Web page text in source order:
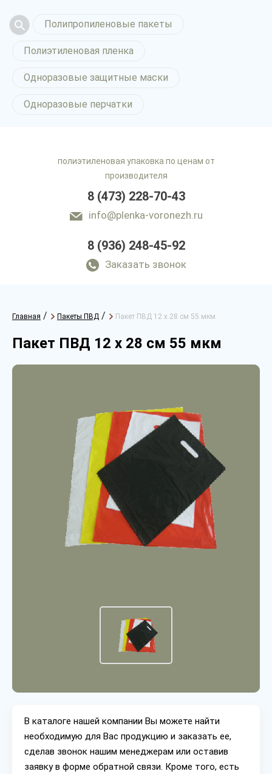
Полипропиленовые пакеты
Полиэтиленовая пленка
Одноразовые защитные маски
Одноразовые перчатки
полиэтиленовая упаковка по ценам от
производителя
8 (473) 228-70-43
info@plenka-voronezh.ru
8 (936) 248-45-92
Заказать звонок
Главная / Пакеты ПВД / Пакет ПВД 12 х 28 см 55 мкм
Пакет ПВД 12 х 28 см 55 мкм
В каталоге нашей компании Вы можете найти
необходимую для Вас продукцию и заказать ее,
сделав звонок нашим менеджерам или оставив
заявку в форме обратной связи. Кроме того, есть